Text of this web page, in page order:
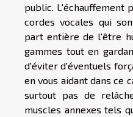
public. L'échauffement
cordes vocales qui
part entière de l'être
gammes tout en
d'éviter d'éventuels
en vous aidant dans ce
surtout pas de
muscles annexes tels